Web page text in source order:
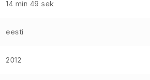
14 min 49 sek
eesti
2012